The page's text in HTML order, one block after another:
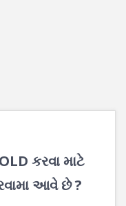
કરવા માટે
આવે છે ?